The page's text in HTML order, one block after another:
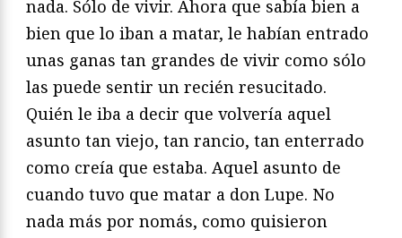
nada. Sólo de vivir. Ahora que sabía bien a
bien que lo iban a matar, le habían entrado
unas ganas tan grandes de vivir como sólo
las puede sentir un recién resucitado.
Quién le iba a decir que volvería aquel
asunto tan viejo, tan rancio, tan enterrado
como creía que estaba. Aquel asunto de
cuando tuvo que matar a don Lupe. No
nada más por nomás, como quisieron